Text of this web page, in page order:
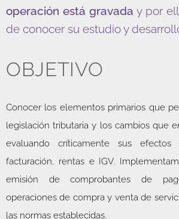
operación está gravada y por
de conocer su estudio y
OBJETIVO
Conocer los elementos primarios que
legislación tributaria y los cambios que
evaluando críticamente sus
facturación, rentas e IGV.
emisión de comprobantes de
operaciones de compra y venta de
las normas establecidas.